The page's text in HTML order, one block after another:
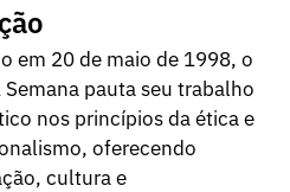
em 20 de maio de 1998, o
Semana pauta seu trabalho
nos princípios da ética e
oferecendo
cultura e